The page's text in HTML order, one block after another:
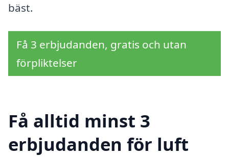
bäst.
Få 3 erbjudanden, gratis och utan
förpliktelser
Få alltid minst 3
erbjudanden för luft